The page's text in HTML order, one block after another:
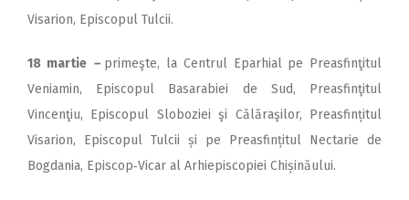
Visarion, Episcopul Tulcii.
18 martie – primeşte, la Centrul Eparhial pe Preasfinţitul
Veniamin, Episcopul Basarabiei de Sud, Preasfinţitul
Vincenţiu, Epis­copul Sloboziei şi Călăraşilor, Preasfințitul
Visarion, Episcopul Tulcii și pe Preasfințitul Nectarie de
Bogdania, Episcop‑Vicar al Arhiepiscopiei Chișinăului.